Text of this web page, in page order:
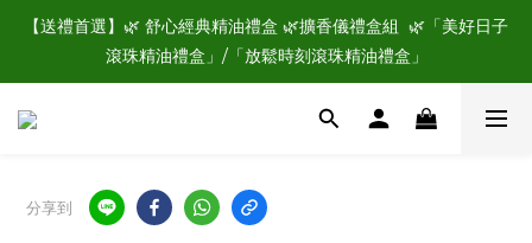
☑️加入好馨晴會員，立即領購物金$100💰，現領現用，再享每年
專屬生日禮🎁
【送禮首選】🌿 舒心經典精油禮盒 🌿擴香儀禮盒組  🌿「美好日子
滾珠精油禮盒」/「放鬆時刻滾珠精油禮盒」
☑️加入好馨晴會員，立即領購物金$100💰，現領現用，再享每年
分享到